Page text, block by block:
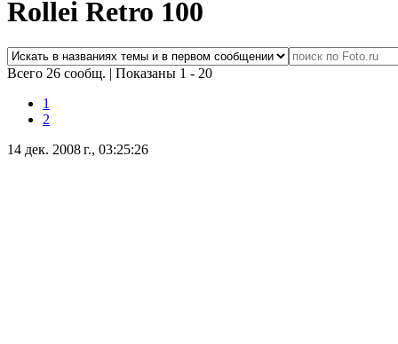
Rollei Retro 100
Всего 26 сообщ. | Показаны 1 - 20
1
2
14 дек. 2008 г., 03:25:26